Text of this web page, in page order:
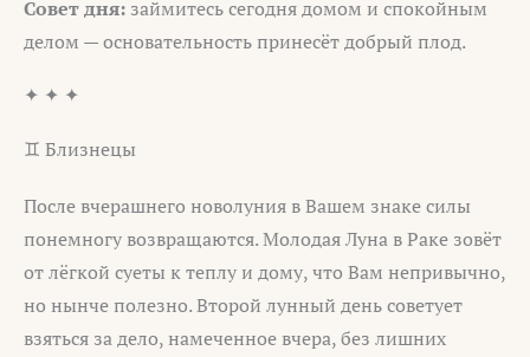
Совет дня: займитесь сегодня домом и спокойным
делом — основательность принесёт добрый плод.
✦ ✦ ✦
♊ Близнецы
После вчерашнего новолуния в Вашем знаке силы
понемногу возвращаются. Молодая Луна в Раке зовёт
от лёгкой суеты к теплу и дому, что Вам непривычно,
но нынче полезно. Второй лунный день советует
взяться за дело, намеченное вчера, без лишних